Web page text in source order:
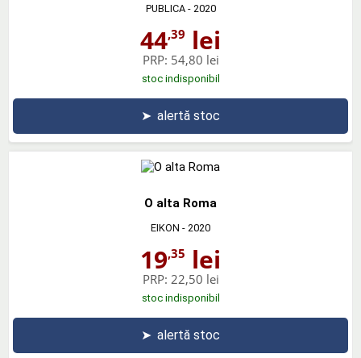
PUBLICA- 2020
44,39 lei
PRP: 54,80 lei
stoc indisponibil
➤ alertă stoc
O alta Roma
EIKON - 2020
19,35 lei
PRP: 22,50 lei
stoc indisponibil
➤ alertă stoc